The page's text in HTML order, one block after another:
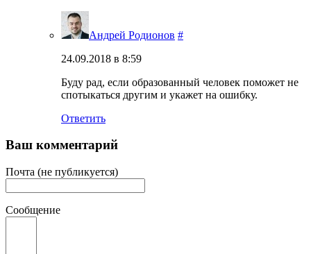
Андрей Родионов #
24.09.2018 в 8:59
Буду рад, если образованный человек поможет не
спотыкаться другим и укажет на ошибку.
Ответить
Ваш комментарий
Почта (не публикуется)
Сообщение